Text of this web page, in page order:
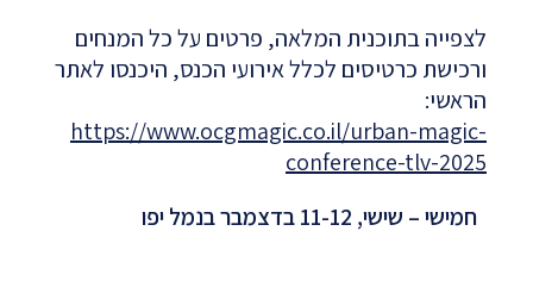
לצפייה בתוכנית המלאה, פרטים על כל המנחים
ורכישת כרטיסים לכלל אירועי הכנס, היכנסו לאתר
הראשי:
https://www.ocgmagic.co.il/urban-magic-
conference-tlv-2025
חמישי – שישי, 11-12 בדצמבר בנמל יפו